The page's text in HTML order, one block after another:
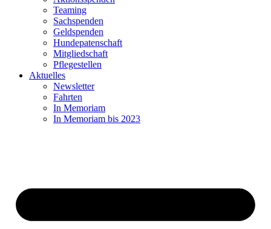
Teaming
Sachspenden
Geldspenden
Hundepatenschaft
Mitgliedschaft
Pflegestellen
Aktuelles
Newsletter
Fahrten
In Memoriam
In Memoriam bis 2023